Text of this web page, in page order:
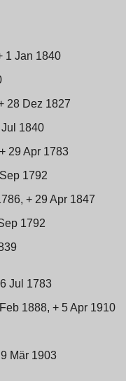
1 Jan 1840
28 Dez 1827
1840
29 Apr 1783
1792
+ 29 Apr 1847
1792
Jul 1783
1888, + 5 Apr 1910
Mär 1903